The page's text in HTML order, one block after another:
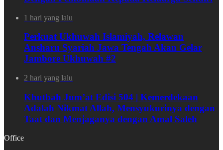
1 hari yang lalu
Perkuat Ukhuwah Islamiyah, Relawan
Ansharu Syariah Jawa Tengah Akan Gelar
Jambore Ukhuwah #2
2 hari yang lalu
Khutbah Jum’at Edisi 504 | Kemerdekaan
Adalah Nikmat Allah, Mensyukurinya dengan
Taat dan Menjaganya dengan Amal Saleh
Office